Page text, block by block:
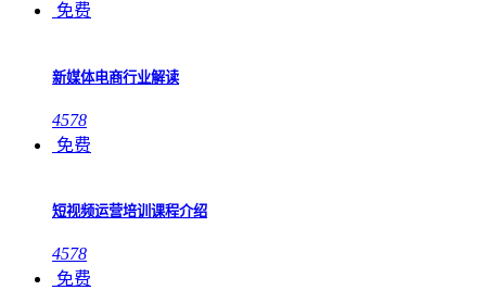
免费
新媒体电商行业解读
4578
免费
短视频运营培训课程介绍
4578
免费